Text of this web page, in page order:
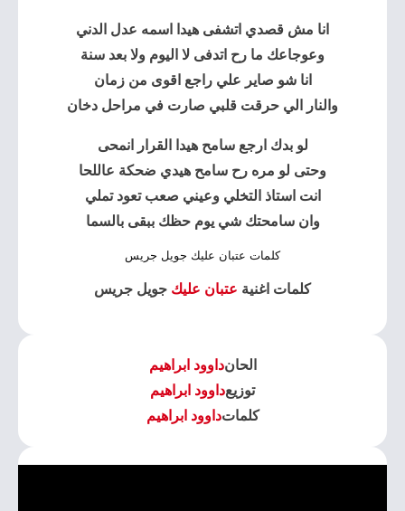
انا مش قصدي اتشفى هيدا اسمه عدل الدني
وعوجاعك ما رح اتدفى لا اليوم ولا بعد سنة
انا شو صاير علي راجع اقوى من زمان
والنار الي حرقت قلبي صارت في مراحل دخان
لو بدك ارجع سامح هيدا القرار انمحى
وحتى لو مره رح سامح هيدي ضحكة عاللحا
انت استاذ التخلي وعيني صعب تعود تملي
وان سامحتك شي يوم حظك ببقى بالسما
كلمات عتبان عليك جويل جريس
كلمات اغنية عتبان عليك جويل جريس
الحانداوود ابراهيم
توزيعداوود ابراهيم
كلماتداوود ابراهيم